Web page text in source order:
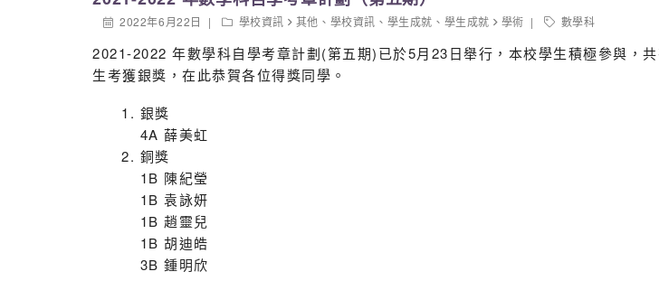
2022年6月22日 學校資訊 其他 、 學校資訊 、 學生成就 、 學生成就 學術 數學科
2021-2022 年數學科自學考章計劃(第五期)已於5月23日舉行，本校學生積極參與，
生考獲銀獎，在此恭賀各位得獎同學。
銀獎
4A 薛美虹
銅獎
1B 陳紀瑩
1B 袁詠妍
1B 趙靈兒
1B 胡迪皓
3B 鍾明欣